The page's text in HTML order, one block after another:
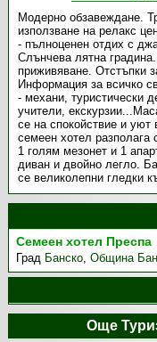
Модерно обзавеждане.
използване на релакс
- пълноценен отдих с
Слънчева лятна
приживяване. Отстъпки
Информация за всичко
- механи, туристически
учители,
се на спокойствие и
семеен хотел разполага
1 голям мезонет и 1
диван и двойно легло.
се великолепни гледки
Семеен хотел Преспа
Град Банско,Община
Още